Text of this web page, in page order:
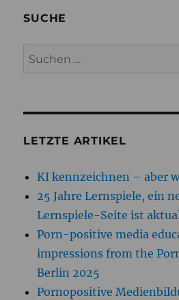
SUCHE
Suchen
nach:
LETZTE ARTIKEL
KI kennzeichnen – aber
25 Jahre Lernspiele, ein
Lernspiele-Seite ist
Porn-positive media
impressions from the
Berlin 2025
Pornopositive